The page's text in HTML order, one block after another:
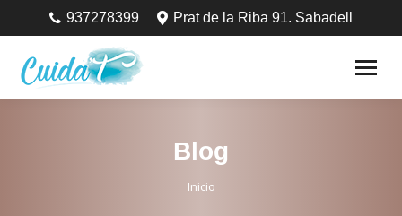
937278399 Prat de la Riba 91. Sabadell
Blog
Estás aquí:
Inicio